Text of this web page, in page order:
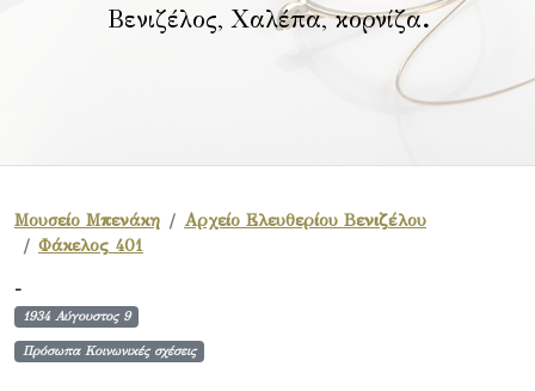
Βενιζέλος, Χαλέπα, κορνίζα.
Μουσείο Μπενάκη
Αρχείο Ελευθερίου Βενιζέλου
Φάκελος 401
-
1934 Αύγουστος 9
Πρόσωπα Κοινωνικές σχέσεις